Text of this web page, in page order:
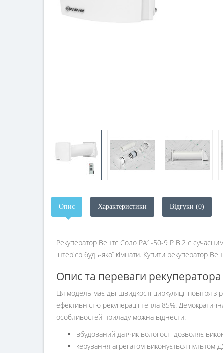
Опис Характеристики Відгуки (0)
Рекуператор Вентс Соло РА1-50-9 Р В.2 є
інтер'єр будь-якої кімнати. Купити
Опис та переваги
Ця модель має дві швидкості циркуляції повітря
ефективністю рекуперації тепла 85%.
особливостей приладу можна віднести:
вбудований датчик вологості дозволяє
керування агрегатом виконується пультом